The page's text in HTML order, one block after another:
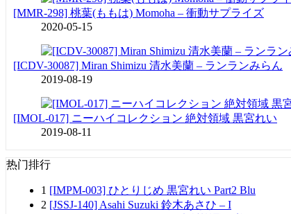
[MMR-298] 桃葉(ももは) Momoha – 衝動サプライズ
2020-05-15
[ICDV-30087] Miran Shimizu 清水美蘭 – ランランみらん
2019-08-19
[IMOL-017] ニーハイコレクション 絶対領域 黒宮れい
2019-08-11
热门排行
1 [IMPM-003] ひとりじめ 黒宮れい Part2 Blu
2 [JSSJ-140] Asahi Suzuki 鈴木あさひ – I